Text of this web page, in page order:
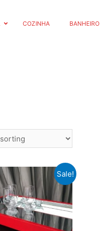
COZINHA BANHEIRO
Sale!